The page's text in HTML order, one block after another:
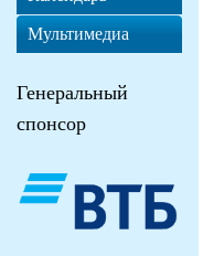
Мультимедиа
Генеральный
спонсор